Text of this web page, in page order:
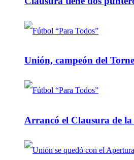
Unión, campeón del
Arrancó el Clausura de